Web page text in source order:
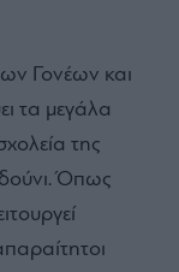
Γονέων και
τα μεγάλα
της
Όπως